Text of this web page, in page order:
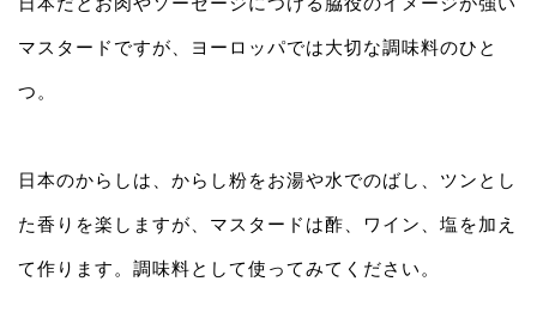
マスタードですが、ヨーロッパでは大切な調味料のひと
つ。
日本のからしは、からし粉をお湯や水でのばし、ツンとし
た香りを楽しますが、マスタードは酢、ワイン、塩を加え
て作ります。調味料として使ってみてください。